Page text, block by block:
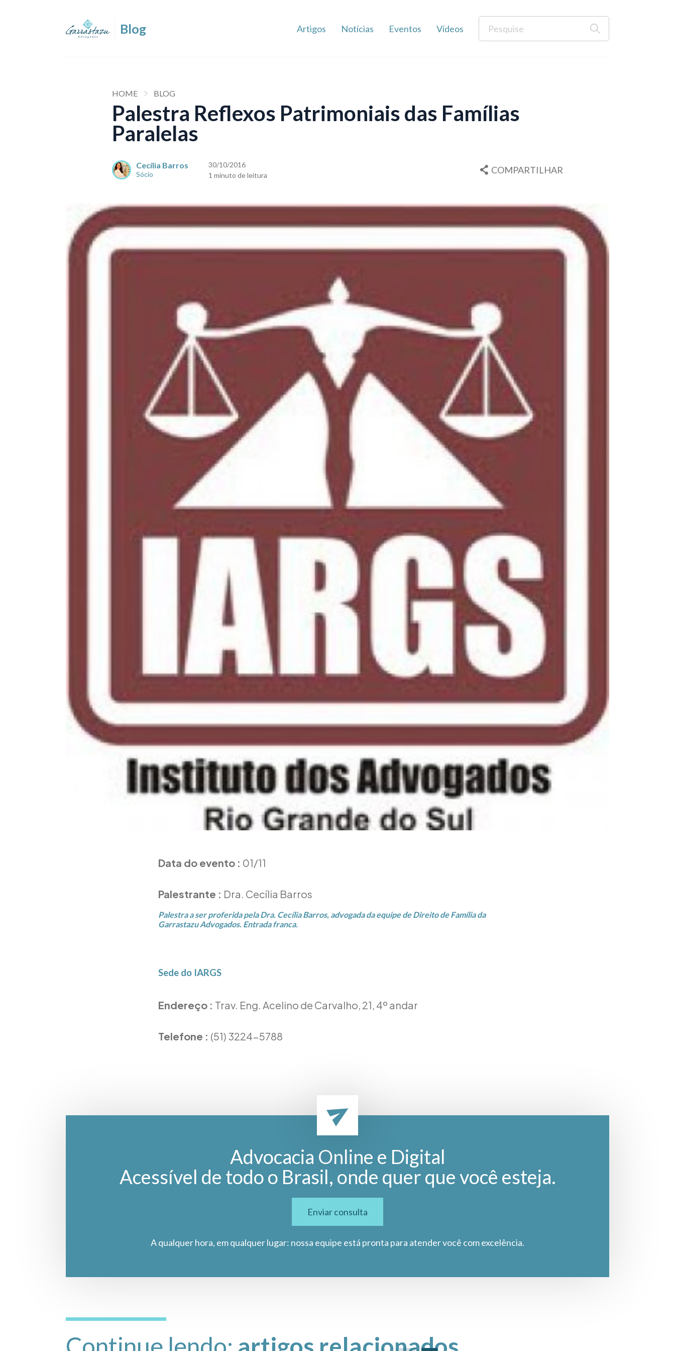
Artigos Notícias Eventos Vídeos
HOME BLOG
Palestra Reflexos Patrimoniais das Famílias
Paralelas
Cecília Barros
Sócio
30/10/2016
1 minuto de leitura
COMPARTILHAR
Data do evento : 01/11
Palestrante : Dra. Cecília Barros
Palestra a ser proferida pela Dra. Cecília Barros, advogada da equipe de Direito de Família da
Garrastazu Advogados. Entrada franca.
Sede do IARGS
Endereço : Trav. Eng. Acelino de Carvalho, 21, 4º andar
Telefone : (51) 3224-5788
Advocacia Online e Digital
Acessível de todo o Brasil, onde quer que você esteja.
Enviar consulta
A qualquer hora, em qualquer lugar: nossa equipe está pronta para atender você com excelência.